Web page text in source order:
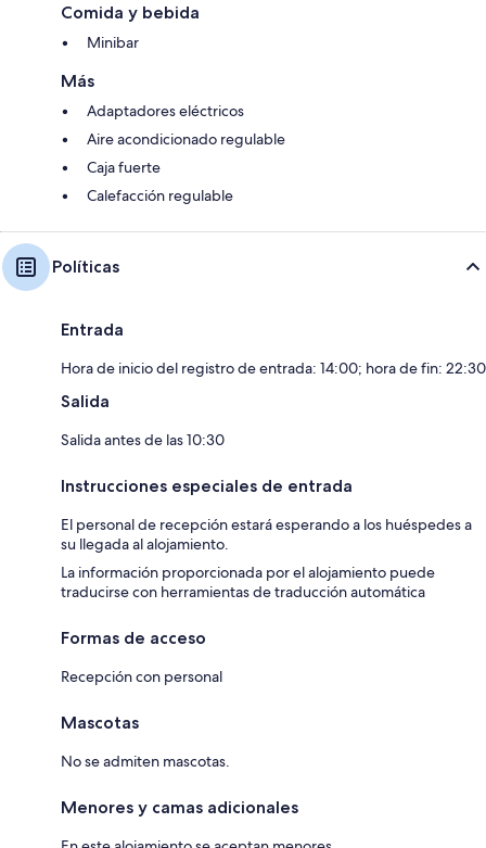
Comida y bebida
Minibar
Más
Adaptadores eléctricos
Aire acondicionado regulable
Caja fuerte
Calefacción regulable
Políticas
Entrada
Hora de inicio del registro de entrada: 14:00; hora de fin: 22:30
Salida
Salida antes de las 10:30
Instrucciones especiales de entrada
El personal de recepción estará esperando a los huéspedes a
su llegada al alojamiento.
La información proporcionada por el alojamiento puede
traducirse con herramientas de traducción automática
Formas de acceso
Recepción con personal
Mascotas
No se admiten mascotas.
Menores y camas adicionales